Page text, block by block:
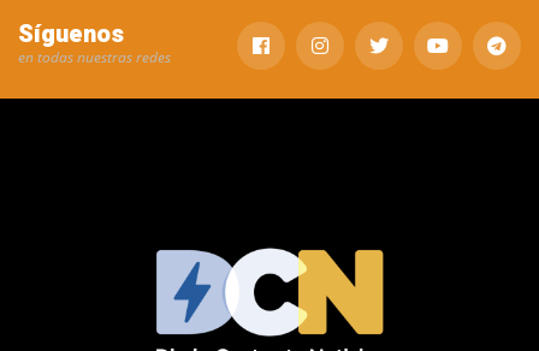
Síguenos
en todas nuestras redes